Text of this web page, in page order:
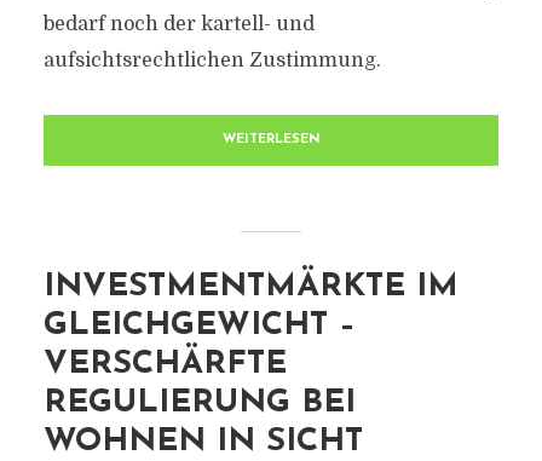
bedarf noch der kartell- und
aufsichtsrechtlichen Zustimmung.
WEITERLESEN
INVESTMENTMÄRKTE IM
GLEICHGEWICHT –
VERSCHÄRFTE
REGULIERUNG BEI
WOHNEN IN SICHT